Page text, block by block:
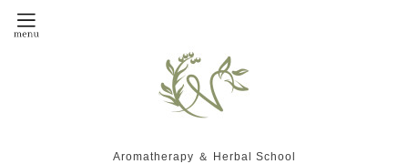
Aromatherapy ＆ Herbal School